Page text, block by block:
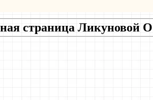
страница Ликуновой